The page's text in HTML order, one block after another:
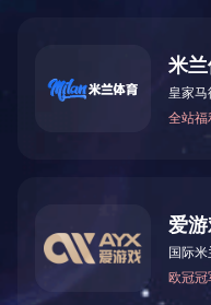
菱 等系统可按照客
作。磨削精度圆度
≤0.004mm内外圆